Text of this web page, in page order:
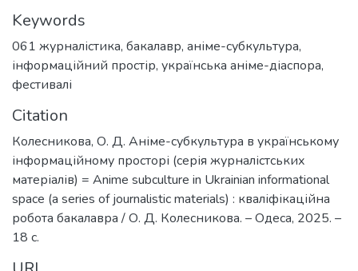
Keywords
061 журналістика, бакалавр, аніме-субкультура,
інформаційний простір, українська аніме-діаспора,
фестивалі
Citation
Колесникова, О. Д. Аніме-субкультура в українському
інформаційному просторі (серія журналістських
матеріалів) = Anime subculture in Ukrainian informational
space (a series of journalistic materials) : кваліфікаційна
робота бакалавра / О. Д. Колесникова. – Одеса, 2025. –
18 с.